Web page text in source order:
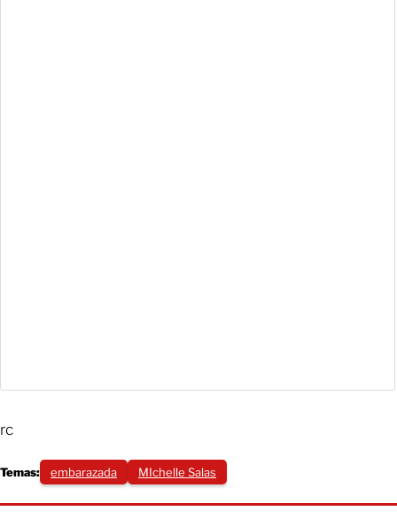
rc
Temas: embarazada MIchelle Salas